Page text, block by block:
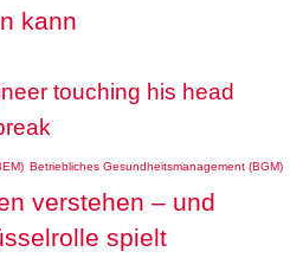
kann
Betriebliches Gesundheitsmanagement (BGM)
verstehen – und
spielt